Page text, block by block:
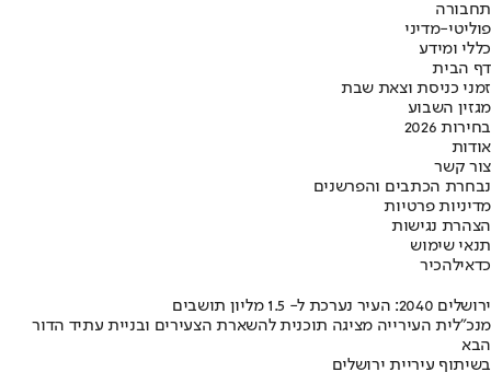
תחבורה
פוליטי-מדיני
כללי ומידע
דף הבית
זמני כניסת וצאת שבת
מגזין השבוע
בחירות 2026
אודות
צור קשר
נבחרת הכתבים והפרשנים
מדיניות פרטיות
הצהרת נגישות
תנאי שימוש
כדאילהכיר
ירושלים 2040: העיר נערכת ל- 1.5 מליון תושבים
מנכ"לית העירייה מציגה תוכנית להשארת הצעירים ובניית עתיד הדור
הבא
בשיתוף עיריית ירושלים